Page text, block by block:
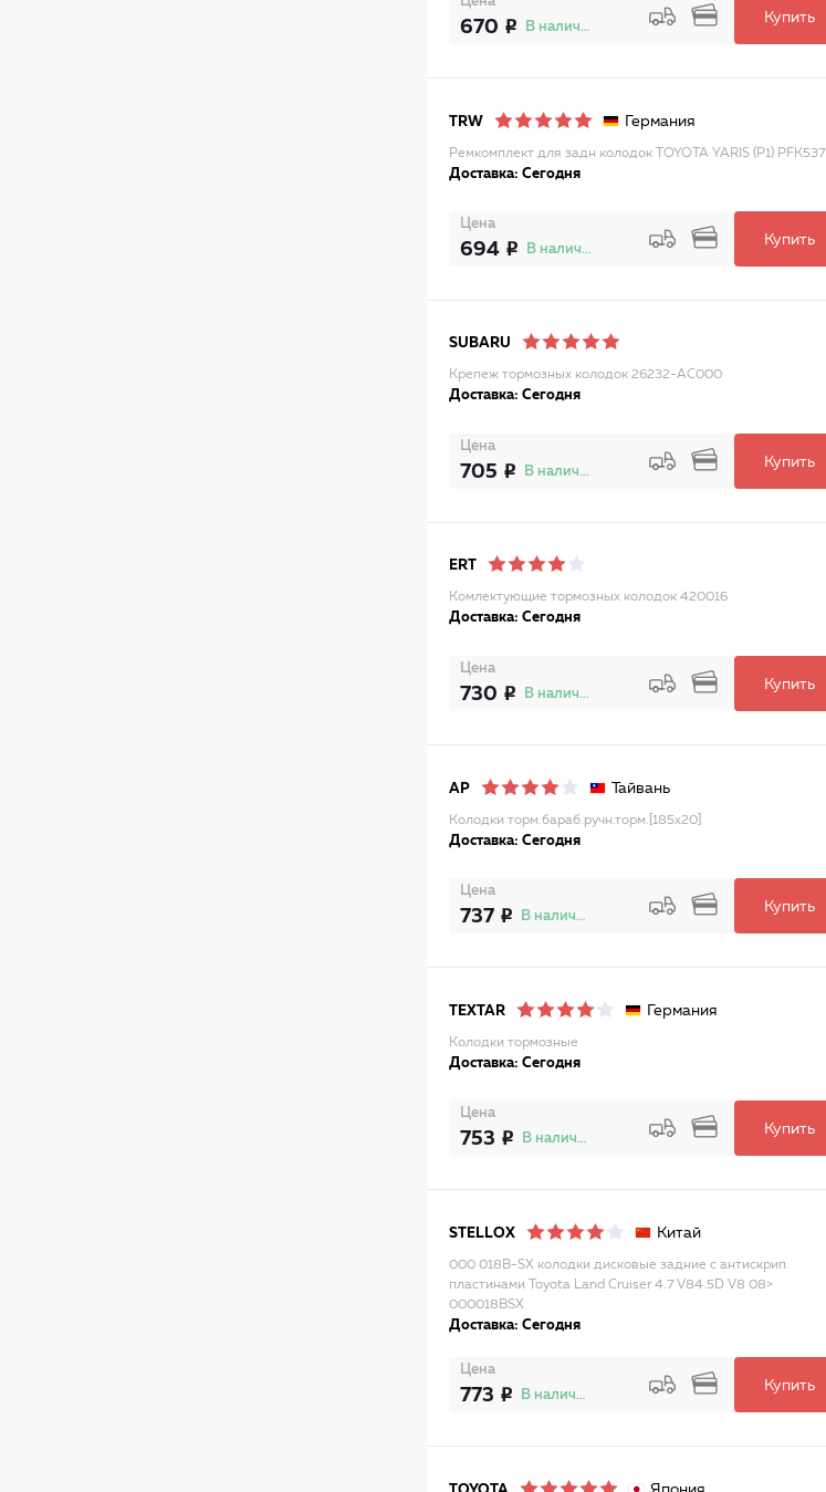
670 В наличии
Купить
TRW Германия
Ремкомплект для задн колодок TOYOTA YARIS (P1) PFK537
Доставка: Сегодня
Цена
694 В наличии
Купить
SUBARU
Крепеж тормозных колодок 26232-AC000
Доставка: Сегодня
Цена
705 В наличии
Купить
ERT
Комлектующие тормозных колодок 420016
Доставка: Сегодня
Цена
730 В наличии
Купить
AP Тайвань
Колодки торм.бараб.ручн.торм.[185x20]
Доставка: Сегодня
Цена
737 В наличии
Купить
TEXTAR Германия
Колодки тормозные
Доставка: Сегодня
Цена
753 В наличии
Купить
STELLOX Китай
000 018B-SX колодки дисковые задние с антискрип.
пластинами Toyota Land Cruiser 4.7 V84.5D V8 08>
000018BSX
Доставка: Сегодня
Цена
773 В наличии
Купить